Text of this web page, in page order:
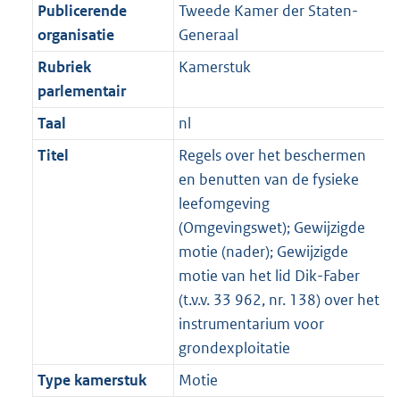
Publicerende
organisatie
Tweede Kamer der Staten-
Generaal
Rubriek
parlementair
Kamerstuk
Taal
nl
Titel
Regels over het beschermen
en benutten van de fysieke
leefomgeving
(Omgevingswet); Gewijzigde
motie (nader); Gewijzigde
motie van het lid Dik-Faber
(t.v.v. 33 962, nr. 138) over het
instrumentarium voor
grondexploitatie
Type kamerstuk
Motie